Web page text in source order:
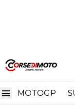
MOTOGP